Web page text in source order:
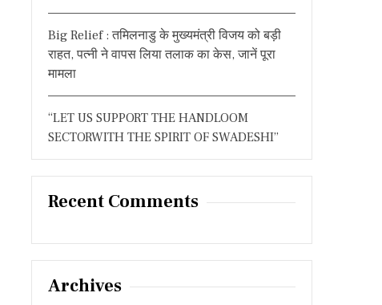
Big Relief : तमिलनाडु के मुख्यमंत्री विजय को बड़ी
राहत, पत्नी ने वापस लिया तलाक का केस, जानें पूरा
मामला
“LET US SUPPORT THE HANDLOOM
SECTORWITH THE SPIRIT OF SWADESHI”
Recent Comments
Archives